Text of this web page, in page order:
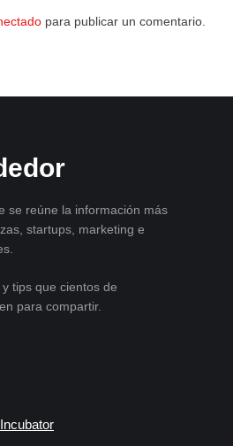
para publicar un comentario.
se reúne la información más
startups, marketing e
tips que cientos de
para compartir.